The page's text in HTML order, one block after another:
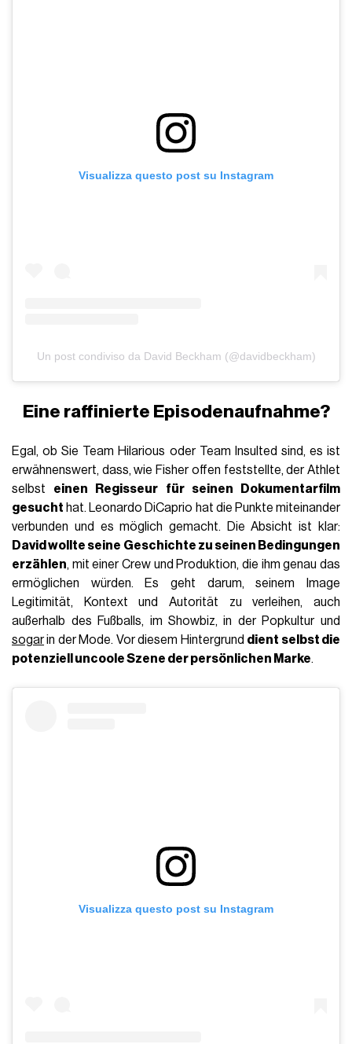
Visualizza questo post su Instagram
Un post condiviso da David Beckham (@davidbeckham)
Eine raffinierte Episodenaufnahme?
Egal, ob Sie Team Hilarious oder Team Insulted sind, es ist
erwähnenswert, dass, wie Fisher offen feststellte, der Athlet
selbst einen Regisseur für seinen Dokumentarfilm
gesucht hat. Leonardo DiCaprio hat die Punkte miteinander
verbunden und es möglich gemacht. Die Absicht ist klar:
David wollte seine Geschichte zu seinen Bedingungen
erzählen, mit einer Crew und Produktion, die ihm genau das
ermöglichen würden. Es geht darum, seinem Image
Legitimität, Kontext und Autorität zu verleihen, auch
außerhalb des Fußballs, im Showbiz, in der Popkultur und
sogarin der Mode. Vor diesem Hintergrund dient selbst die
potenziell uncoole Szene der persönlichen Marke.
Visualizza questo post su Instagram